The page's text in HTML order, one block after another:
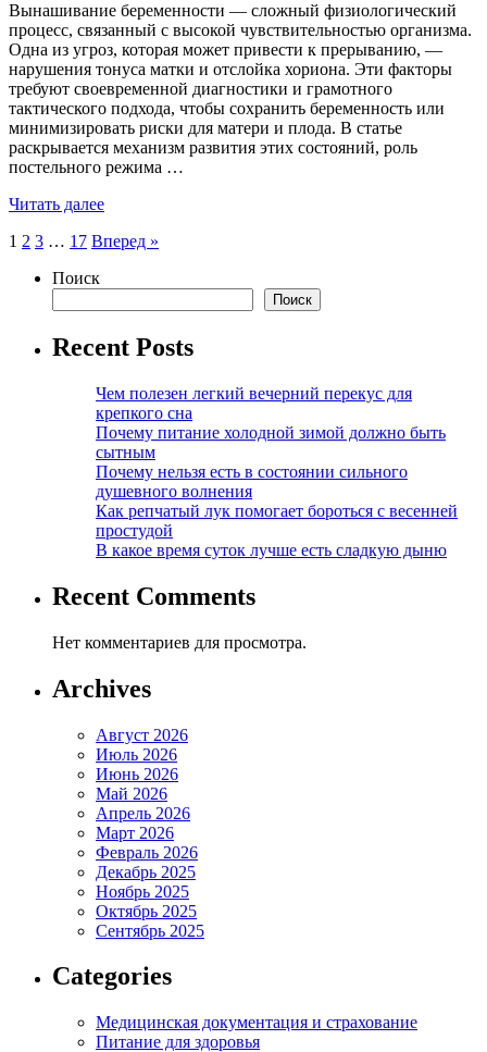
Вынашивание беременности — сложный физиологический
процесс, связанный с высокой чувствительностью организма.
Одна из угроз, которая может привести к прерыванию, —
нарушения тонуса матки и отслойка хориона. Эти факторы
требуют своевременной диагностики и грамотного
тактического подхода, чтобы сохранить беременность или
минимизировать риски для матери и плода. В статье
раскрывается механизм развития этих состояний, роль
постельного режима …
Читать далее
Пагинация
записей
1 2 3 … 17 Вперед »
Поиск
Поиск
Recent Posts
Чем полезен легкий вечерний перекус для
крепкого сна
Почему питание холодной зимой должно быть
сытным
Почему нельзя есть в состоянии сильного
душевного волнения
Как репчатый лук помогает бороться с весенней
простудой
В какое время суток лучше есть сладкую дыню
Recent Comments
Нет комментариев для просмотра.
Archives
Август 2026
Июль 2026
Июнь 2026
Май 2026
Апрель 2026
Март 2026
Февраль 2026
Декабрь 2025
Ноябрь 2025
Октябрь 2025
Сентябрь 2025
Categories
Медицинская документация и страхование
Питание для здоровья